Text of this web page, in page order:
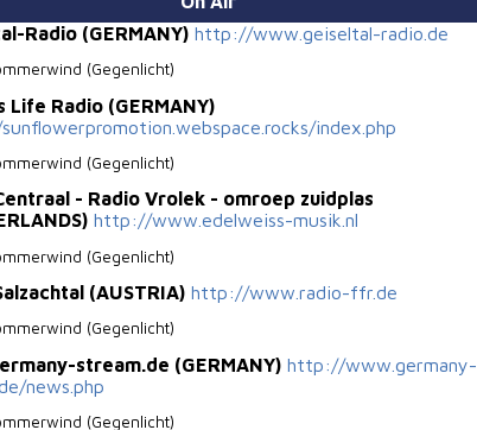
Radio (GERMANY) http://www.geiseltal-radio.de
(Gegenlicht)
Life Radio (GERMANY)
index.php
(Gegenlicht)
- Radio Vrolek - omroep zuidplas
http://www.edelweiss-musik.nl
(Gegenlicht)
(AUSTRIA) http://www.radio-ffr.de
(Gegenlicht)
stream.de (GERMANY) http://www.germany-
news.php
(Gegenlicht)